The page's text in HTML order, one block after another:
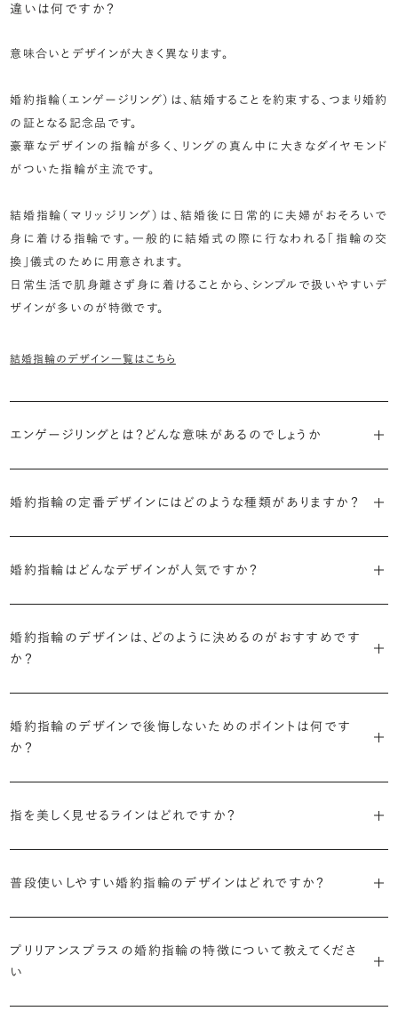
違いは何ですか？
意味合いとデザインが大きく異なります。
婚約指輪（エンゲージリング）は、結婚することを約束する、つまり婚約
の証となる記念品です。
豪華なデザインの指輪が多く、リングの真ん中に大きなダイヤモンド
がついた指輪が主流です。
結婚指輪（マリッジリング）は、結婚後に日常的に夫婦がおそろいで
身に着ける指輪です。一般的に結婚式の際に行なわれる「指輪の交
換」儀式のために用意されます。
日常生活で肌身離さず身に着けることから、シンプルで扱いやすいデ
ザインが多いのが特徴です。
結婚指輪のデザイン一覧はこちら
エンゲージリングとは？どんな意味があるのでしょうか
リング」は婚約指輪の別名です。
Ring（エンゲージメントリング）と呼ばれます。
婚約指輪の定番デザインにはどのような種類がありますか？
リリアンスプラスでも不動の人気を誇ります。
えたデザイン。愛らしい雰囲気が楽しめます。
るという点でも人気があります。
ン。手元にしっかりと存在感を添えてくれます。
華やかなデザインをお好みの方から非常に人気です。
婚約指輪はどんなデザインが人気ですか？
に留めた王道のデザイン「ソリティア」です。
婚約指輪のデザインは、どのように決めるのがおすすめです
か？
す。
絞り、次にアームのフォルム（ストレート／ウェーブ／V字）と素材（プ
・年齢を重ねても似合うリングを目指す
・着用シーンを想像して選ぶ
日常的に身に着けたいのか、お出かけの時だけ身に着けたいのか
婚約指輪のデザインで後悔しないためのポイントは何です
か？
は実物を指に着けて見え方を確かめることです。
までじっくりと試着していただけます。
ショールームで婚約指輪を試着する
指を美しく見せるラインはどれですか？
見えやすいと言われています。
てきます。ぜひ、所要時間30秒のブリリアンスプラスオリジナル診断を
活用して、ご自身にぴったりのラインを探してみてください。
普段使いしやすい婚約指輪のデザインはどれですか？
なります。ブリリアンスプラスでは、普段の生活の中でも婚約指輪を楽
しく身に着けていただけるよう、全てのデザインが高さを抑えて作られ
プリリアンスプラスの婚約指輪の特徴について教えてくださ
い